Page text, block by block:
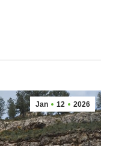
Jan 12 2026